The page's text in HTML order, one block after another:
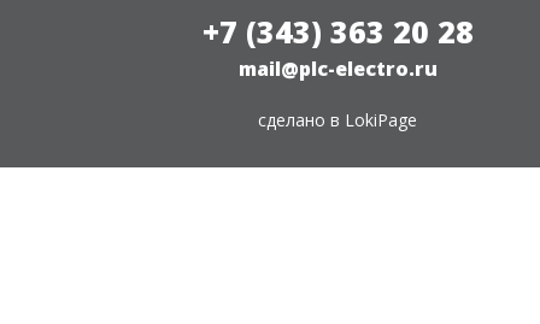
+7 (343) 363 20 28
mail@plc-electro.ru
сделано в LokiPage